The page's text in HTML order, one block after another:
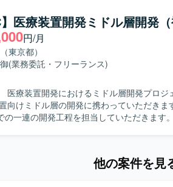
トまで一貫してご対応いただきます。 【求める人物像】 能動的に
でき、長期的に継続して取り組んでいただ
ニケーションが円滑に行え、仕様書を正確
の魅力】 カメラ制御におけるコアとなるミ
やレンズ制御など複数の機能と連携しなが
OSはLinux環境となり、組込C++を用いたカメラ制
アの開発を行います。
医療装置開発ミドル層開発（
円/月
東京都）
(業務委託・フリーランス)
療装置開発におけるミドル層開発プロジェクト
向けミドル層の開発に携わっていただきま
の一連の開発工程を担当していただきます
ェクト指向を理解し、設計意図を踏まえて
他の案件を見